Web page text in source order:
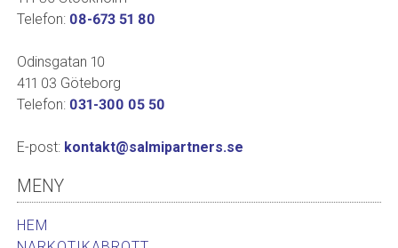
Telefon: 08-673 51 80
Odinsgatan 10
411 03 Göteborg
Telefon: 031-300 05 50
E-post: kontakt@salmipartners.se
MENY
HEM